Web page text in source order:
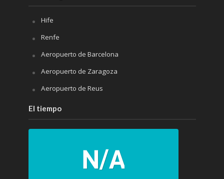
Hife
Renfe
Aeropuerto de Barcelona
Aeropuerto de Zaragoza
Aeropuerto de Reus
El tiempo